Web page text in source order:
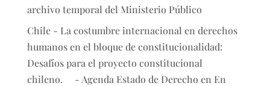
archivo temporal del Ministerio Público
Chile - La costumbre internacional en derechos
humanos en el bloque de constitucionalidad:
Desafíos para el proyecto constitucional
chileno. - Agenda Estado de Derecho en En